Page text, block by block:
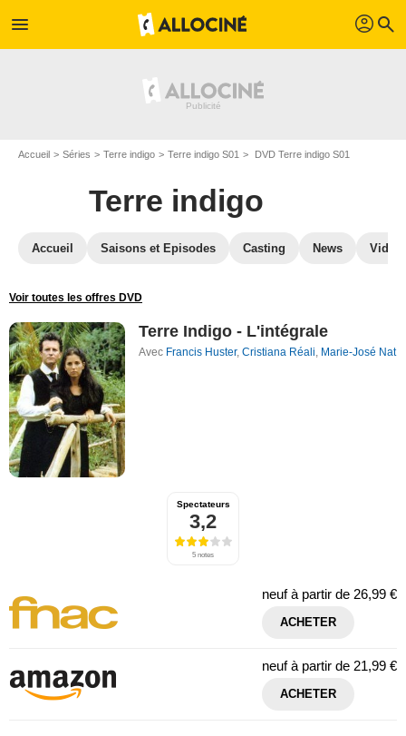
menu profil search
Accueil Séries Terre indigo Terre indigo S01 DVD Terre indigo S01
Terre indigo
Accueil Saisons et Episodes Casting News
Voir toutes les offres DVD
Terre Indigo - L'intégrale
Avec Francis Huster,Cristiana Réali, Marie-José Nat
Spectateurs
3,2
5 notes
neuf à partir de 26,99 €
ACHETER
neuf à partir de 21,99 €
ACHETER